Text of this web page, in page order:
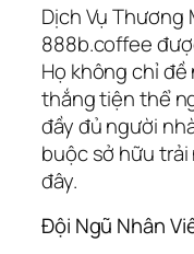
Dịch Vụ Thương
888b.coffee
Họ không chỉ
thắng tiện thể
đầy đủ người
buộc sở hữu
đây.
Đội Ngũ Nhân